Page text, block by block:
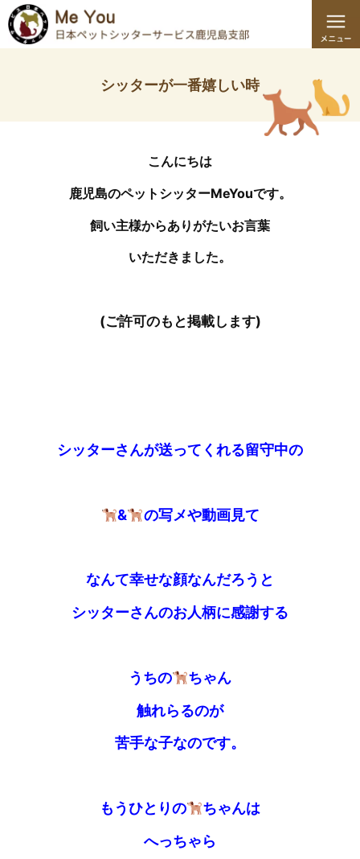
シッターが一番嬉しい時
こんにちは
鹿児島のペットシッターMeYouです。
飼い主様からありがたいお言葉
いただきました。
(ご許可のもと掲載します)
シッターさんが送ってくれる留守中の
& の写メや動画見て
なんて幸せな顔なんだろうと
シッターさんのお人柄に感謝する
うちの
ちゃん
触れらるのが
苦手な子なのです。
もうひとりの
ちゃんは
へっちゃら